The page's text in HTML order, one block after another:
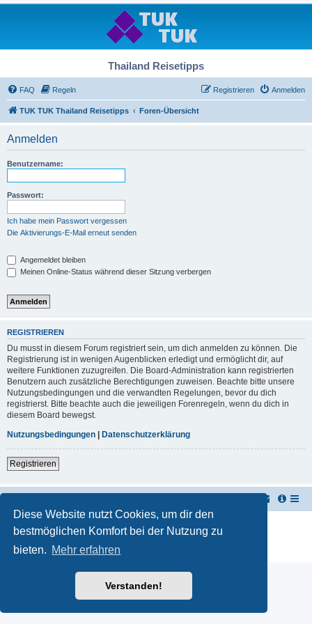
Diese Website nutzt Cookies, um dir den
bestmöglichen Komfort bei der Nutzung zu
bieten. Mehr erfahren
Verstanden!
Thailand Reisetipps
FAQ Regeln Anmelden
Registrieren
TUK TUK Thailand Reisetipps Foren-Übersicht
Anmelden
Benutzername:
Passwort:
Ich habe mein Passwort vergessen
Die Aktivierungs-E-Mail erneut senden
Angemeldet bleiben
Meinen Online-Status während dieser Sitzung verbergen
REGISTRIEREN
Du musst in diesem Forum registriert sein, um dich anmelden zu können. Die
Registrierung ist in wenigen Augenblicken erledigt und ermöglicht dir, auf
weitere Funktionen zuzugreifen. Die Board-Administration kann registrierten
Benutzern auch zusätzliche Berechtigungen zuweisen. Beachte bitte unsere
Nutzungsbedingungen und die verwandten Regelungen, bevor du dich
registrierst. Bitte beachte auch die jeweiligen Forenregeln, wenn du dich in
diesem Board bewegst.
Nutzungsbedingungen
Datenschutzerklärung
Registrieren
Deutsche Übersetzung durchphpBB.de
Datenschutz